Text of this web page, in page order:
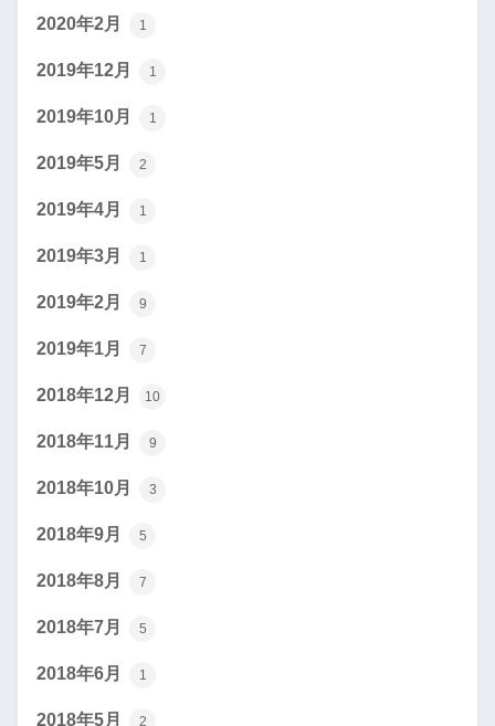
2020年2月 1
2019年12月 1
2019年10月 1
2019年5月 2
2019年4月 1
2019年3月 1
2019年2月 9
2019年1月 7
2018年12月 10
2018年11月 9
2018年10月 3
2018年9月 5
2018年8月 7
2018年7月 5
2018年6月 1
2018年5月 2